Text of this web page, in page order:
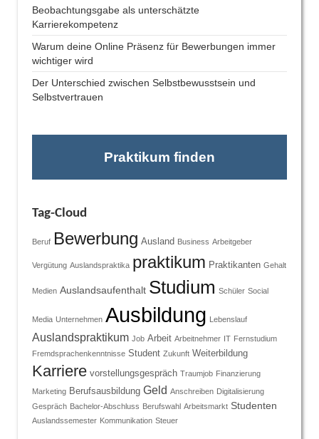
Beobachtungsgabe als unterschätzte
Karrierekompetenz
Warum deine Online Präsenz für Bewerbungen immer
wichtiger wird
Der Unterschied zwischen Selbstbewusstsein und
Selbstvertrauen
Praktikum finden
Tag-Cloud
Beruf Bewerbung Ausland Business Arbeitgeber
Vergütung Auslandspraktika praktikum Praktikanten Gehalt
Medien Auslandsaufenthalt Studium Schüler Social
Media Unternehmen Ausbildung Lebenslauf
Auslandspraktikum Job Arbeit Arbeitnehmer IT Fernstudium
Fremdsprachenkenntnisse Student Zukunft Weiterbildung
Karriere vorstellungsgespräch Traumjob Finanzierung
Marketing Berufsausbildung Geld Anschreiben Digitalisierung
Gespräch Bachelor-Abschluss Berufswahl Arbeitsmarkt Studenten
Auslandssemester Kommunikation Steuer